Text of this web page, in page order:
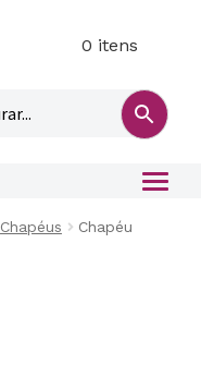
n
0 itens
Chapéus
Chapéu